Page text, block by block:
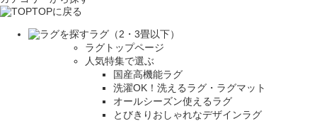
TOPに戻る
ラグ（2・3畳以下）
ラグトップページ
人気特集で選ぶ
国産高機能ラグ
洗濯OK！洗えるラグ・ラグマット
オールシーズン使えるラグ
とびきりおしゃれなデザインラグ